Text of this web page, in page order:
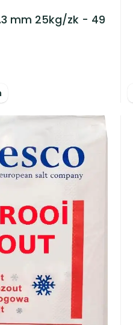
mm 25kg/zk - 49